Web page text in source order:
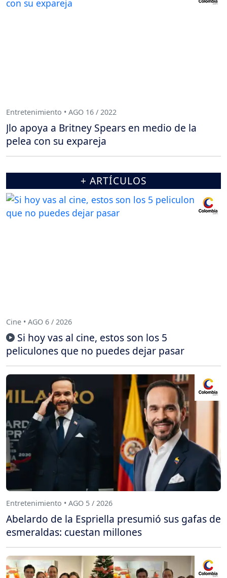
Entretenimiento • AGO 16 / 2022
Jlo apoya a Britney Spears en medio de la
pelea con su expareja
+ ARTÍCULOS
Cine • AGO 6 / 2026
Si hoy vas al cine, estos son los 5
peliculones que no puedes dejar pasar
Entretenimiento • AGO 5 / 2026
Abelardo de la Espriella presumió sus gafas de
esmeraldas: cuestan millones